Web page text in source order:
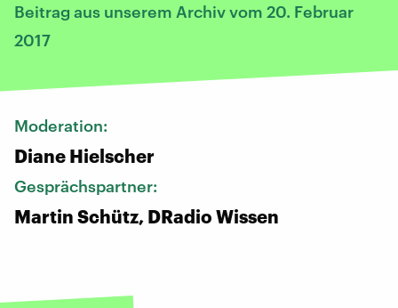
Beitrag aus unserem Archiv vom 20. Februar
2017
Moderation:
Diane Hielscher
Gesprächspartner:
Martin Schütz, DRadio Wissen